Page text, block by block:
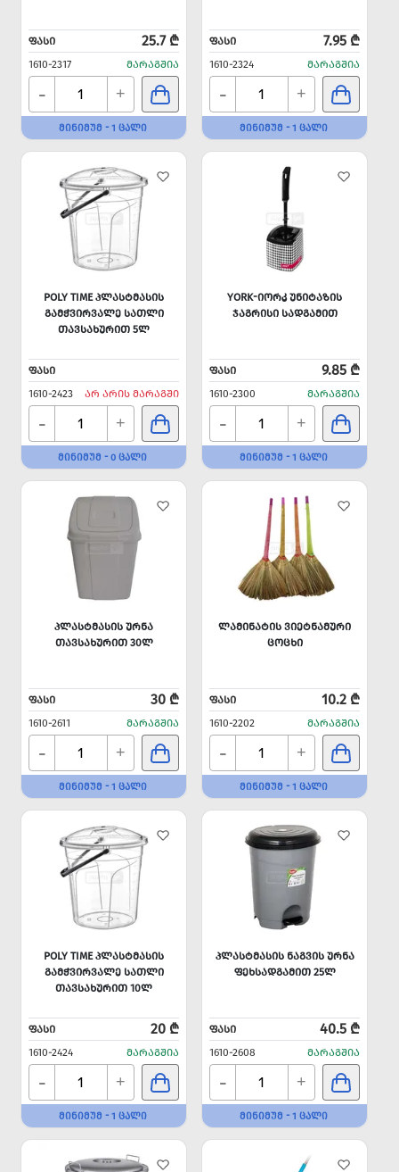
ᲤᲐᲡᲘ 25.7 ₾
1610-2317 ᲛᲐᲠᲐᲒᲨᲘᲐ
- +
ᲛᲘᲜᲘᲛᲣᲛ - 1 ᲪᲐᲚᲘ
ᲤᲐᲡᲘ 7.95 ₾
1610-2324 ᲛᲐᲠᲐᲒᲨᲘᲐ
- +
ᲛᲘᲜᲘᲛᲣᲛ - 1 ᲪᲐᲚᲘ
POLY TIME ᲞᲚᲐᲡᲢᲛᲐᲡᲘᲡ
ᲒᲐᲛᲭᲕᲘᲠᲕᲐᲚᲔ ᲡᲐᲗᲚᲘ
ᲗᲐᲕᲡᲐᲮᲣᲠᲘᲗ 5Ლ
ᲤᲐᲡᲘ
1610-2423
ᲐᲠ ᲐᲠᲘᲡ ᲛᲐᲠᲐᲒᲨᲘ
- +
ᲛᲘᲜᲘᲛᲣᲛ - 0 ᲪᲐᲚᲘ
YORK-ᲘᲝᲠᲙ ᲣᲜᲘᲢᲐᲖᲘᲡ
ᲯᲐᲒᲠᲘᲡᲘ ᲡᲐᲓᲒᲐᲛᲘᲗ
ᲤᲐᲡᲘ 9.85 ₾
1610-2300 ᲛᲐᲠᲐᲒᲨᲘᲐ
- +
ᲛᲘᲜᲘᲛᲣᲛ - 1 ᲪᲐᲚᲘ
ᲞᲚᲐᲡᲢᲛᲐᲡᲘᲡ ᲣᲠᲜᲐ
ᲗᲐᲕᲡᲐᲮᲣᲠᲘᲗ 30Ლ
ᲤᲐᲡᲘ 30 ₾
1610-2611 ᲛᲐᲠᲐᲒᲨᲘᲐ
- +
ᲛᲘᲜᲘᲛᲣᲛ - 1 ᲪᲐᲚᲘ
ᲚᲐᲛᲘᲜᲐᲢᲘᲡ ᲕᲘᲔᲢᲜᲐᲛᲣᲠᲘ
ᲪᲝᲪᲮᲘ
ᲤᲐᲡᲘ 10.2 ₾
1610-2202 ᲛᲐᲠᲐᲒᲨᲘᲐ
- +
ᲛᲘᲜᲘᲛᲣᲛ - 1 ᲪᲐᲚᲘ
POLY TIME ᲞᲚᲐᲡᲢᲛᲐᲡᲘᲡ
ᲒᲐᲛᲭᲕᲘᲠᲕᲐᲚᲔ ᲡᲐᲗᲚᲘ
ᲗᲐᲕᲡᲐᲮᲣᲠᲘᲗ 10Ლ
ᲤᲐᲡᲘ 20 ₾
1610-2424 ᲛᲐᲠᲐᲒᲨᲘᲐ
- +
ᲛᲘᲜᲘᲛᲣᲛ - 1 ᲪᲐᲚᲘ
ᲞᲚᲐᲡᲢᲛᲐᲡᲘᲡ ᲜᲐᲒᲕᲘᲡ ᲣᲠᲜᲐ
ᲤᲔᲮᲡᲐᲓᲒᲐᲛᲘᲗ 25Ლ
ᲤᲐᲡᲘ 40.5 ₾
1610-2608 ᲛᲐᲠᲐᲒᲨᲘᲐ
- +
ᲛᲘᲜᲘᲛᲣᲛ - 1 ᲪᲐᲚᲘ